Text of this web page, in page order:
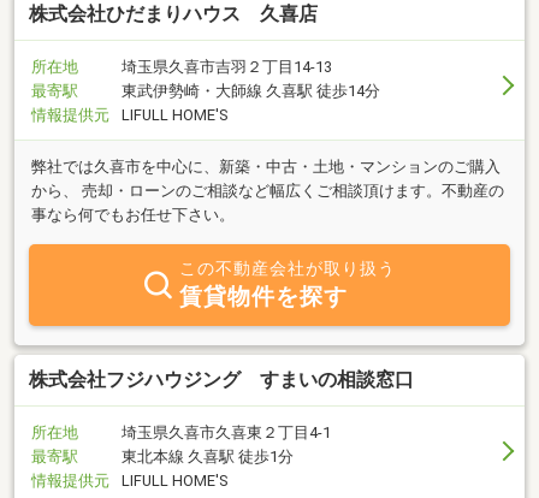
株式会社ひだまりハウス 久喜店
所在地
埼玉県久喜市吉羽２丁目14-13
最寄駅
東武伊勢崎・大師線 久喜駅 徒歩14分
情報提供元
LIFULL HOME'S
弊社では久喜市を中心に、新築・中古・土地・マンションのご購入
から、 売却・ローンのご相談など幅広くご相談頂けます。不動産の
事なら何でもお任せ下さい。
この不動産会社が取り扱う
賃貸物件を探す
株式会社フジハウジング すまいの相談窓口
所在地
埼玉県久喜市久喜東２丁目4-1
最寄駅
東北本線 久喜駅 徒歩1分
情報提供元
LIFULL HOME'S